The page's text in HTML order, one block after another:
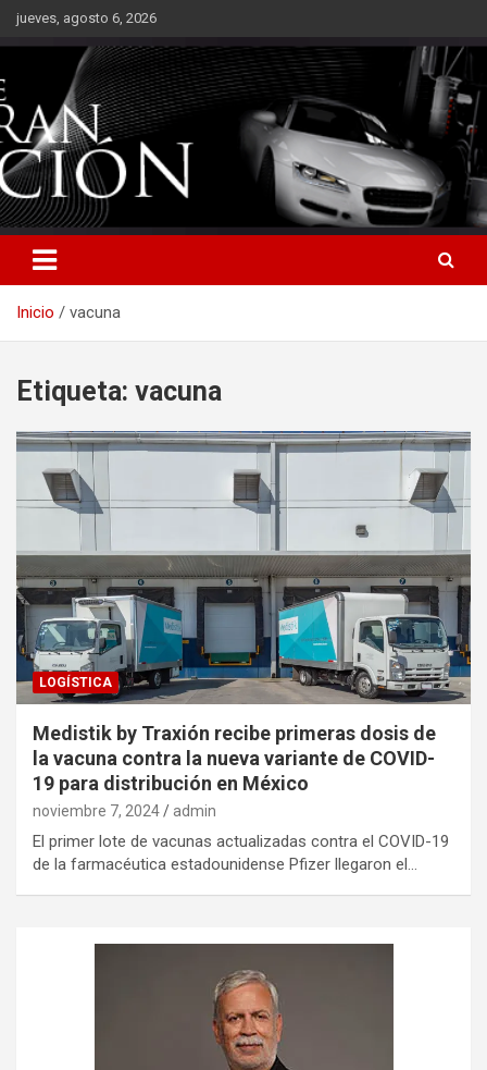
Saltarjueves, agosto 6, 2026
Inicio vacuna
Etiqueta: vacuna
LOGÍSTICA
Medistik by Traxión recibe primeras dosis de
la vacuna contra la nueva variante de COVID-
19 para distribución en México
noviembre 7, 2024 admin
El primer lote de vacunas actualizadas contra el COVID-19
de la farmacéutica estadounidense Pfizer llegaron el…